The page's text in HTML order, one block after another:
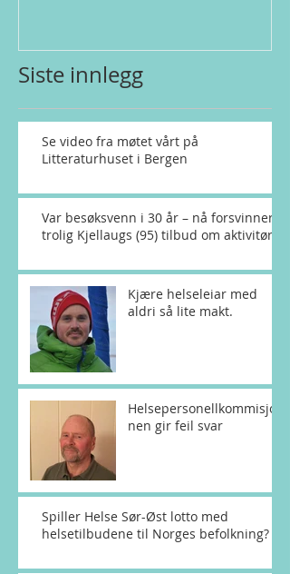
Siste innlegg
Se video fra møtet vårt på
Litteraturhuset i Bergen
Var besøksvenn i 30 år – nå forsvinner
trolig Kjellaugs (95) tilbud om aktivitør
Kjære helseleiar med
aldri så lite makt.
Helsepersonellkommisjo
nen gir feil svar
Spiller Helse Sør-Øst lotto med
helsetilbudene til Norges befolkning?